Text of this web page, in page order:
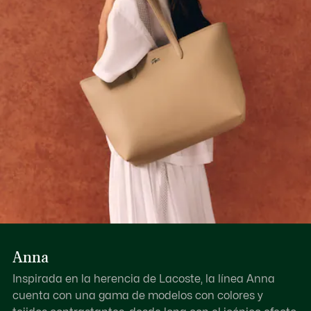
Exterior granulado con efecto petit piqué
Correa ajustable: 39,4″-45,3″ / 100-115 cm
Un bolsillo interior plano
Específico para iPad
Descubre más aquí
Anna
Inspirada en la herencia de Lacoste, la línea Anna
cuenta con una gama de modelos con colores y